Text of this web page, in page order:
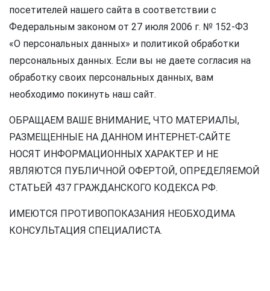
посетителей нашего сайта в соответствии с
Федеральным законом от 27 июля 2006 г. № 152-ФЗ
«О персональных данных» и политикой обработки
персональных данных. Если вы не даете согласия на
обработку своих персональных данных, вам
необходимо покинуть наш сайт.
ОБРАЩАЕМ ВАШЕ ВНИМАНИЕ, ЧТО МАТЕРИАЛЫ,
РАЗМЕЩЕННЫЕ НА ДАННОМ ИНТЕРНЕТ-САЙТЕ
НОСЯТ ИНФОРМАЦИОННЫХ ХАРАКТЕР И НЕ
ЯВЛЯЮТСЯ ПУБЛИЧНОЙ ОФЕРТОЙ, ОПРЕДЕЛЯЕМОЙ
СТАТЬЕЙ 437 ГРАЖДАНСКОГО КОДЕКСА РФ.
ИМЕЮТСЯ ПРОТИВОПОКАЗАНИЯ НЕОБХОДИМА
КОНСУЛЬТАЦИЯ СПЕЦИАЛИСТА.